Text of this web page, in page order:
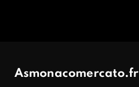
Asmonacomercato.fr